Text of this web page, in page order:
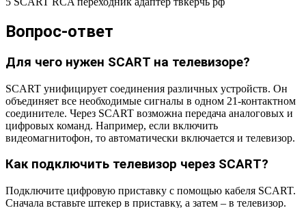
Вопрос-ответ
Для чего нужен SCART на телевизоре?
SCART унифицирует соединения различных устройств. Он
объединяет все необходимые сигналы в одном 21-контактном
соединителе. Через SCART возможна передача аналоговых и
цифровых команд. Например, если включить
видеомагнитофон, то автоматически включается и телевизор.
Как подключить телевизор через SCART?
Подключите цифровую приставку с помощью кабеля SCART.
Сначала вставьте штекер в приставку, а затем – в телевизор.